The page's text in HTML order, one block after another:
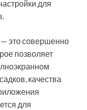
для
это совершенно
позволяет
качества
для